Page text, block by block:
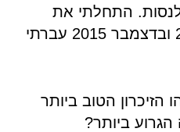
התחלתי את
הקורס באוקטובר 2015 ובדצמבר 2015 עברתי
הטוב ביותר
ביותר?